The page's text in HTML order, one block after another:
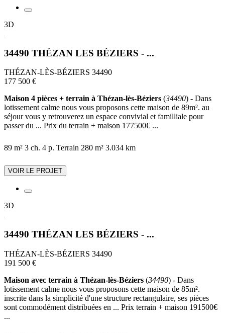
3D
34490 THÉZAN LES BÉZIERS - ...
THÉZAN-LÈS-BÉZIERS 34490
177 500 €
Maison 4 pièces + terrain à Thézan-lès-Béziers (34490) - Dans
lotissement calme nous vous proposons cette maison de 89m². au
séjour vous y retrouverez un espace convivial et familliale pour
passer du ... Prix du terrain + maison 177500€ ...
89 m² 3 ch. 4 p. Terrain 280 m² 3.034 km
VOIR LE PROJET
3D
34490 THÉZAN LES BÉZIERS - ...
THÉZAN-LÈS-BÉZIERS 34490
191 500 €
Maison avec terrain à Thézan-lès-Béziers (34490) - Dans
lotissement calme nous vous proposons cette maison de 85m².
inscrite dans la simplicité d'une structure rectangulaire, ses pièces
sont commodément distribuées en ... Prix terrain + maison 191500€
...